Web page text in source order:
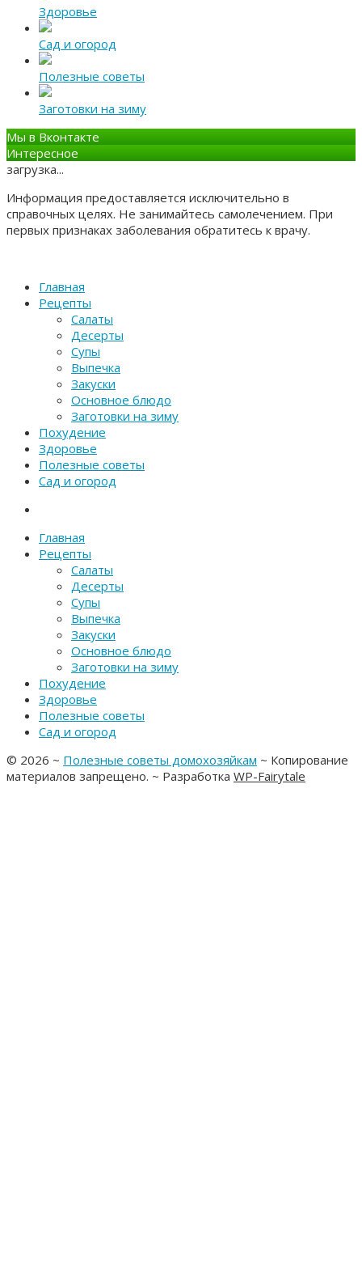
Здоровье
Сад и огород
Полезные советы
Заготовки на зиму
Мы в Вконтакте
Интересное
загрузка...
Информация предоставляется исключительно в
справочных целях. Не занимайтесь самолечением. При
первых признаках заболевания обратитесь к врачу.
Главная
Рецепты
Салаты
Десерты
Супы
Выпечка
Закуски
Основное блюдо
Заготовки на зиму
Похудение
Здоровье
Полезные советы
Сад и огород
Главная
Рецепты
Салаты
Десерты
Супы
Выпечка
Закуски
Основное блюдо
Заготовки на зиму
Похудение
Здоровье
Полезные советы
Сад и огород
© 2026 ~ Полезные советы домохозяйкам ~ Копирование
материалов запрещено. ~ Разработка WP-Fairytale